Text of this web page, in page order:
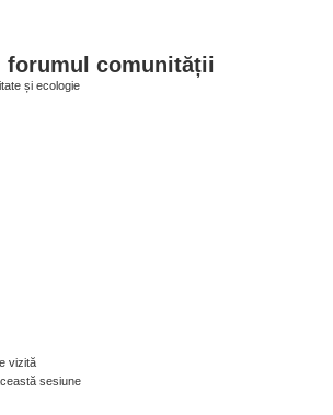
forumul comunității
și ecologie
vizită
sesiune